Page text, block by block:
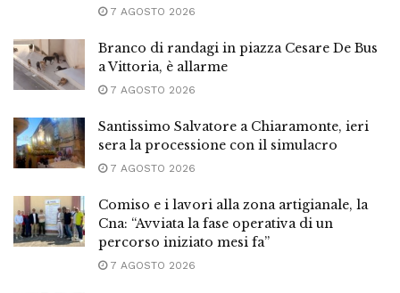
7 AGOSTO 2026
Branco di randagi in piazza Cesare De Bus
a Vittoria, è allarme
7 AGOSTO 2026
Santissimo Salvatore a Chiaramonte, ieri
sera la processione con il simulacro
7 AGOSTO 2026
Comiso e i lavori alla zona artigianale, la
Cna: “Avviata la fase operativa di un
percorso iniziato mesi fa”
7 AGOSTO 2026